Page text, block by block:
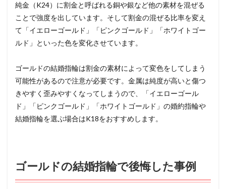
純金（K24）に割金と呼ばれる銅や銀など他の素材を混ぜる
ことで強度を出しています。そして割金の混ぜる比率を変え
て「イエローゴールド」「ピンクゴールド」「ホワイトゴー
ルド」といった色を変化させています。
ゴールドの結婚指輪は割金の素材によって変色をしてしまう
可能性があるので注意が必要です。金属は純度が高いと傷つ
きやすく歪みやすくなってしまうので、「イエローゴール
ド」「ピンクゴールド」「ホワイトゴールド」の婚約指輪や
結婚指輪を選ぶ場合はK18をおすすめします。
ゴールドの結婚指輪で後悔した事例